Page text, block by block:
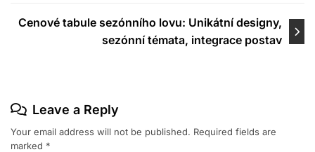
Cenové tabule sezónního lovu: Unikátní designy,
sezónní témata, integrace postav
Leave a Reply
Your email address will not be published. Required fields are
marked *